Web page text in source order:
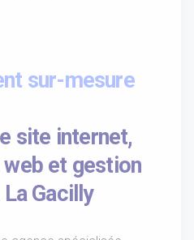
sur-mesure
site internet,
et gestion
Gacilly